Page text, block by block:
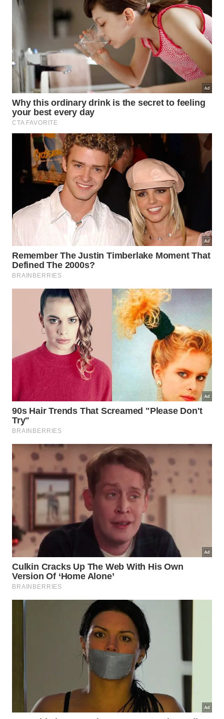
Para quem está aprendendo ou corrigindo o
agachamento
, uma dica simples é imaginar que
está sentando em uma cadeira, empurrando o
quadril para trás ao descer. Essa imagem mental
ajuda a manter o tronco mais ereto, os calcanhares
no chão e o peso distribuído corretamente. Levantar
os braços até a linha dos ombros durante a
execuçãotambém pode ajudar o iniciante a
encontrar o equilíbrio.
A base de uma execução segura começa antes mesmo de
dobrar os joelhos.
Qual é a progressão ideal para quem
quer melhorar o agachamento sem
se machucar?
Evitarlesõesno agachamento passa, em grande
parte, por respeitar um processo gradual de
aprendizado. Começar apenas com o peso do
próprio corpo, sem nenhuma carga adicional, é o
passo mais inteligente para quem está iniciando ou
retomando os treinos. Nessa fase, o foco deve estar
100% na postura correta: costas retas, joelhos
alinhados, calcanhar firme no chão e descida
controlada.